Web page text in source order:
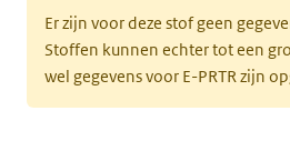
Er zijn voor deze stof geen
Stoffen kunnen echter tot een
wel gegevens voor E-PRTR zijn